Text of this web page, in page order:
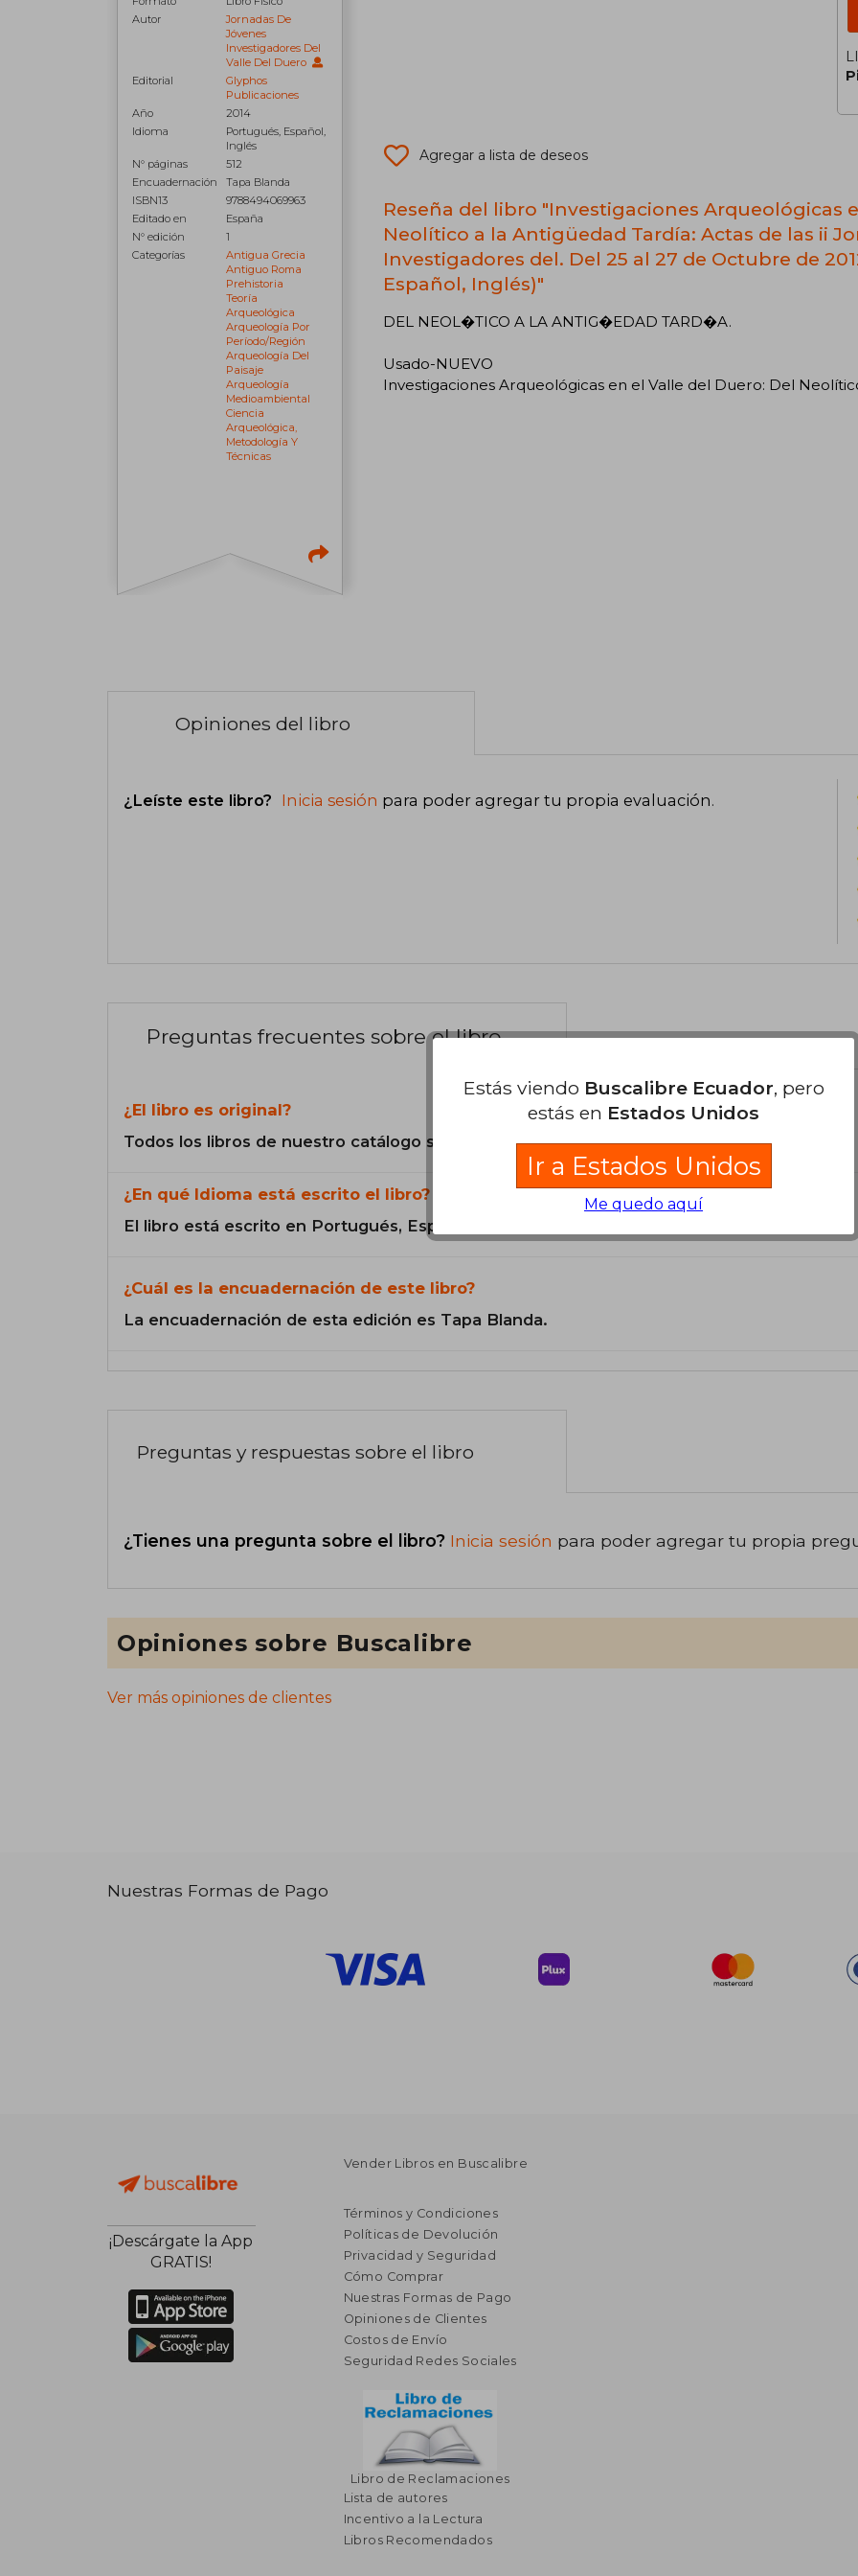
Autor
Jornadas De
Jóvenes
Investigadores Del
Valle Del Duero
Editorial
Glyphos
Publicaciones
Año
2014
Idioma
Portugués, Español,
Inglés
N° páginas
512
Encuadernación
Tapa Blanda
ISBN13
9788494069963
Editado en
España
N° edición
1
Categorías
Antigua Grecia
Antiguo Roma
Prehistoria
Teoría
Arqueológica
Arqueología Por
Período/región
Arqueología Del
Paisaje
Arqueología
Medioambiental
Ciencia
Arqueológica,
Metodología Y
Técnicas
Agregar a lista de deseos
Reseña del libro "Investigaciones Arqueológicas
Neolítico a la Antigüedad Tardía: Actas de las ii
Investigadores del. Del 25 al 27 de Octubre de
Español, Inglés)"
DEL NEOL�TICO A LA ANTIG�EDAD TARD�A.
Usado-NUEVO
Investigaciones Arqueológicas en el Valle del Duero: Del
Opiniones del libro
¿Leíste este libro? Inicia sesión para poder agregar tu propia evaluación.
Preguntas frecuentes sobre el libro
¿El libro es original?
Todos los libros de nuestro catálogo son Originales.
¿En qué Idioma está escrito el libro?
El libro está escrito en Portugués, Español, Inglés.
¿Cuál es la encuadernación de este libro?
La encuadernación de esta edición es Tapa Blanda.
Preguntas y respuestas sobre el libro
¿Tienes una pregunta sobre el libro? Inicia sesión para poder agregar tu propia
Opiniones sobre Buscalibre
Ver más opiniones de clientes
Nuestras Formas de Pago
¡Descárgate la App
GRATIS!
Vender Libros en Buscalibre
Términos y Condiciones
Políticas de Devolución
Privacidad y Seguridad
Cómo Comprar
Nuestras Formas de Pago
Opiniones de Clientes
Costos de Envío
Seguridad Redes Sociales
Libro de Reclamaciones
Lista de autores
Incentivo a la Lectura
Libros Recomendados
Estás viendo Buscalibre Ecuador, pero
estás en Estados Unidos
Ir a Estados Unidos
Me quedo aquí